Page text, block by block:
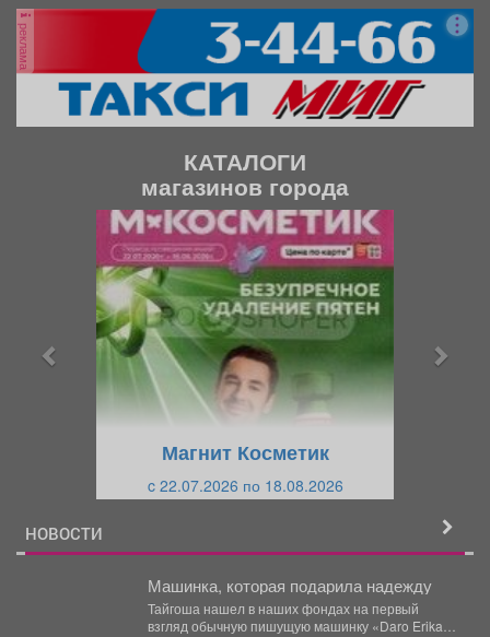
реклама
КАТАЛОГИ
магазинов города
Магнит Косметик
c 22.07.2026 по 18.08.2026
НОВОСТИ
Машинка, которая подарила надежду
Тайгоша нашел в наших фондах на первый
взгляд обычную пишущую машинку «Daro Erika»